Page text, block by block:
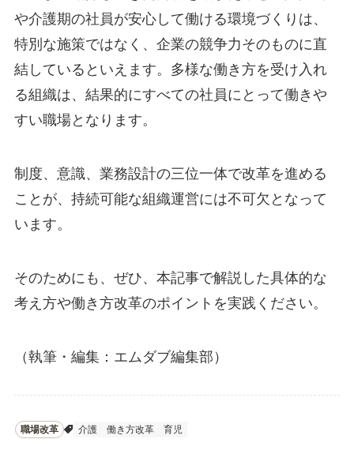
や介護期の社員が安心して働ける環境づくりは、
特別な施策ではなく、企業の競争力そのものに直
結しているといえます。多様な働き方を受け入れ
る組織は、結果的にすべての社員にとって働きや
すい職場となります。
制度、意識、業務設計の三位一体で改革を進める
ことが、持続可能な組織運営には不可欠となって
います。
そのためにも、ぜひ、本記事で解説した具体的な
考え方や働き方改革のポイントを実践ください。
（執筆・編集：エムダブ編集部）
職場改革 介護 働き方改革 育児